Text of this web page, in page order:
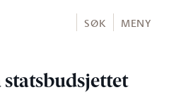
SØK MENY